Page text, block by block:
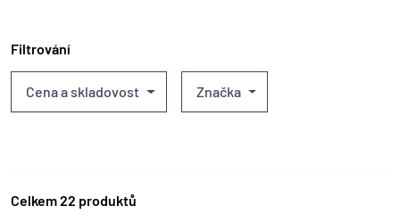
Filtrování
Cena a skladovost Značka
Celkem 22 produktů